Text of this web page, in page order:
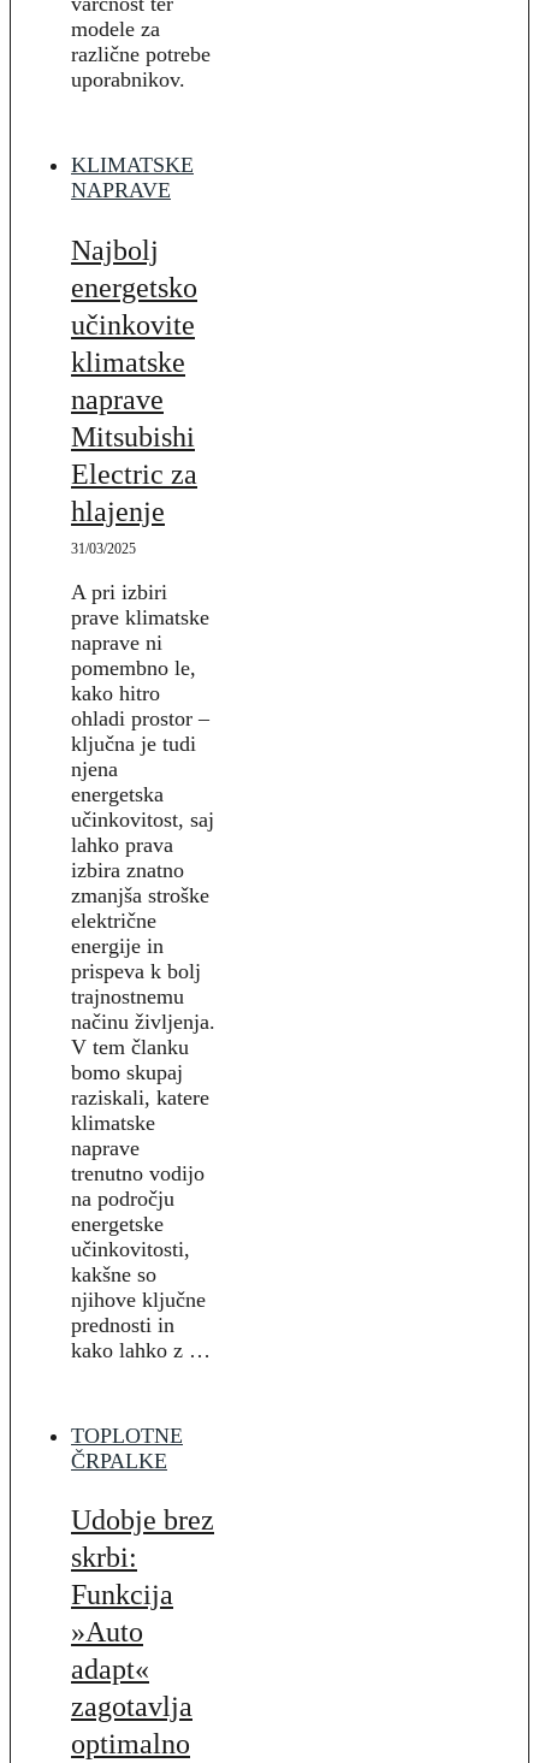
modele za
različne potrebe
uporabnikov.
KLIMATSKE
NAPRAVE
Najbolj
energetsko
učinkovite
klimatske
naprave
Mitsubishi
Electric za
hlajenje
31/03/2025
A pri izbiri
prave klimatske
naprave ni
pomembno le,
kako hitro
ohladi prostor –
ključna je tudi
njena
energetska
učinkovitost, saj
lahko prava
izbira znatno
zmanjša stroške
električne
energije in
prispeva k bolj
trajnostnemu
načinu življenja.
V tem članku
bomo skupaj
raziskali, katere
klimatske
naprave
trenutno vodijo
na področju
energetske
učinkovitosti,
kakšne so
njihove ključne
prednosti in
kako lahko z …
TOPLOTNE
ČRPALKE
Udobje brez
skrbi:
Funkcija
»Auto
adapt«
zagotavlja
optimalno